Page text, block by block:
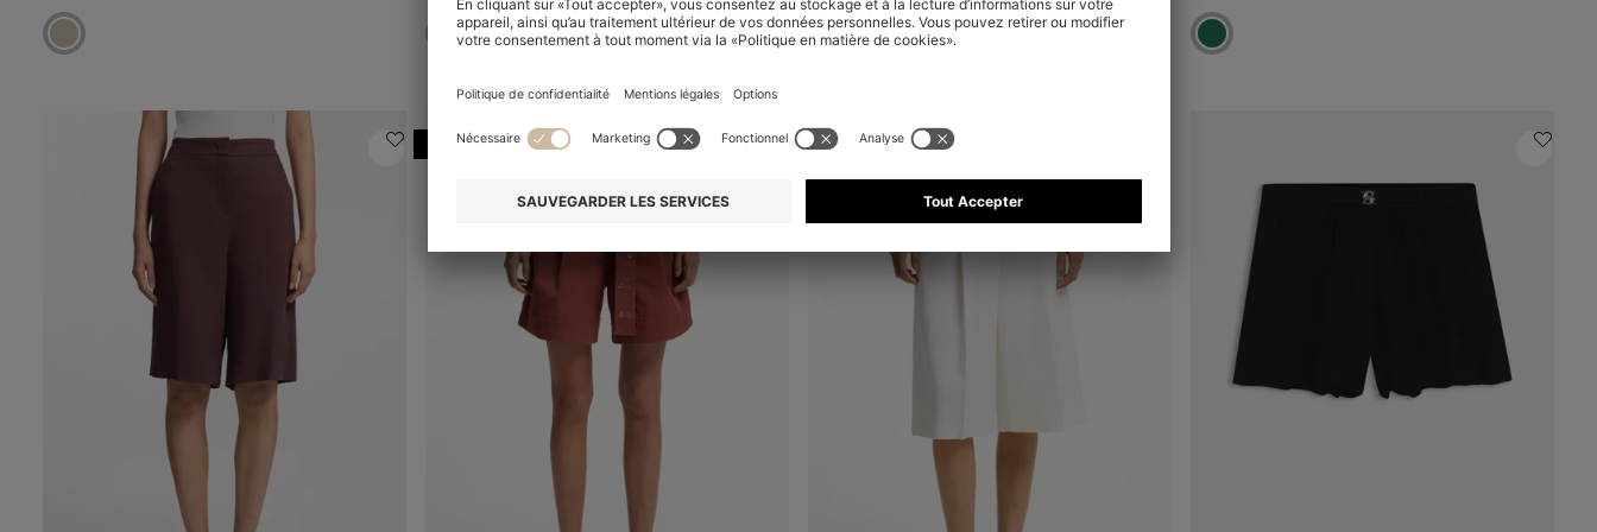
Online Special Online Special